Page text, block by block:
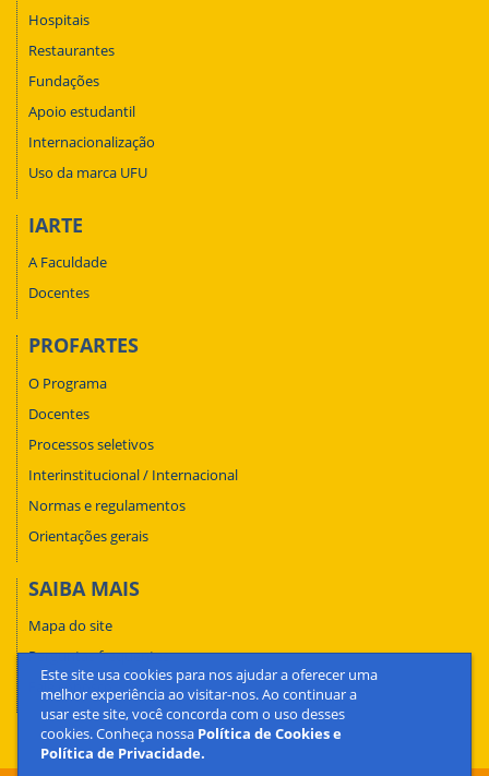
Este site usa cookies para nos ajudar a oferecer uma
melhor experiência ao visitar-nos. Ao continuar a
usar este site, você concorda com o uso desses
cookies. Conheça nossa Política de Cookies e
Política de Privacidade.
Hospitais
Restaurantes
Fundações
Apoio estudantil
Internacionalização
Uso da marca UFU
IARTE
A Faculdade
Docentes
PROFARTES
O Programa
Docentes
Processos seletivos
Interinstitucional / Internacional
Normas e regulamentos
Orientações gerais
SAIBA MAIS
Mapa do site
Perguntas frequentes
Fale conosco